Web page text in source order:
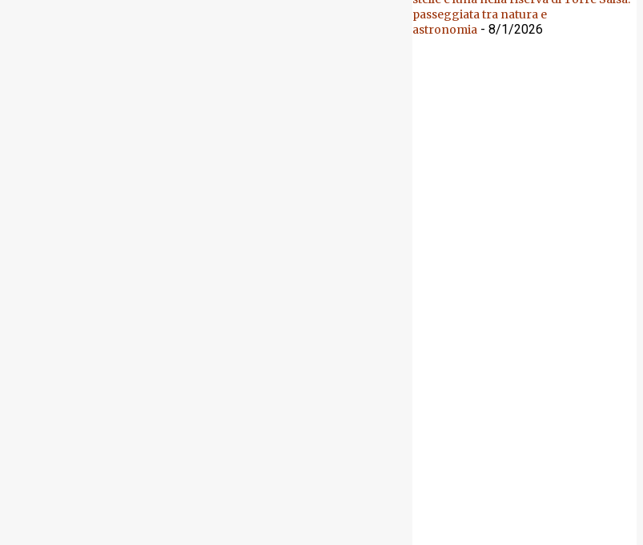
passeggiata tra natura e
astronomia - 8/1/2026